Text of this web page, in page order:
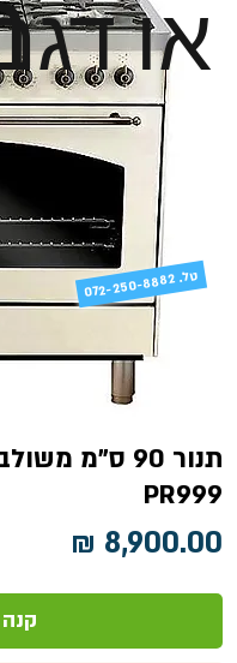
או
PR999
072-250-8882 .טל